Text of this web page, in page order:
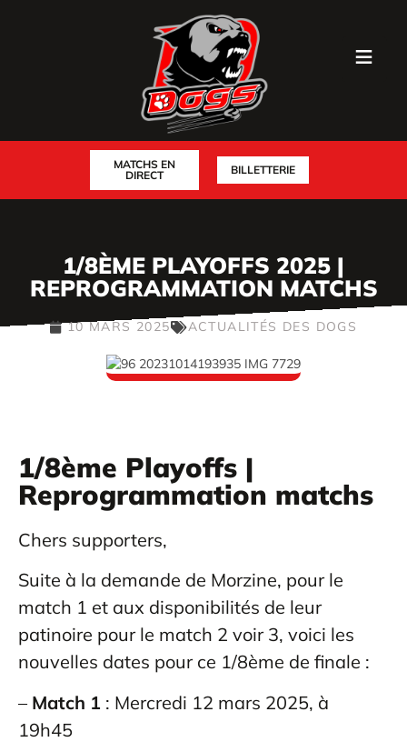
MATCHS EN
DIRECT
BILLETTERIE
1/8ÈME PLAYOFFS 2025 |
REPROGRAMMATION MATCHS
10 MARS 2025 ACTUALITÉS DES DOGS
1/8ème Playoffs |
Reprogrammation matchs
Chers supporters,
Suite à la demande de Morzine, pour le
match 1 et aux disponibilités de leur
patinoire pour le match 2 voir 3, voici les
nouvelles dates pour ce 1/8ème de finale :
– Match 1 : Mercredi 12 mars 2025, à
19h45